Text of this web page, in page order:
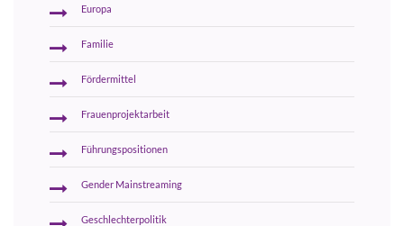
Europa
Familie
Fördermittel
Frauenprojektarbeit
Führungspositionen
Gender Mainstreaming
Geschlechterpolitik